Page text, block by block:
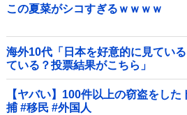
この夏菜がシコすぎるｗｗｗｗ
海外10代「日本を好意的に見てい
ている？投票結果がこちら」
【ヤバい】100件以上の窃盗をし
捕 #移民 #外国人